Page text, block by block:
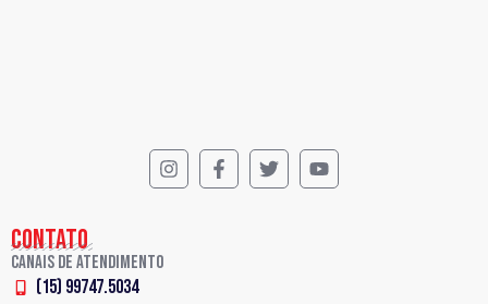
CONTATO
Canais de Atendimento
(15) 99747.5034